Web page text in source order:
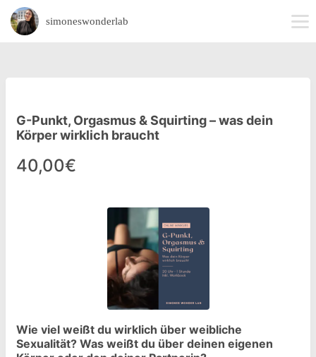
simoneswonderlab
G-Punkt, Orgasmus & Squirting – was dein
Körper wirklich braucht
40,00€
Wie viel weißt du wirklich über weibliche
Sexualität? Was weißt du über deinen eigenen